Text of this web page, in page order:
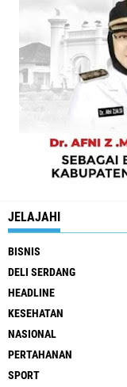
JELAJAHI
BISNIS
DELI SERDANG
HEADLINE
KESEHATAN
NASIONAL
PERTAHANAN
SPORT